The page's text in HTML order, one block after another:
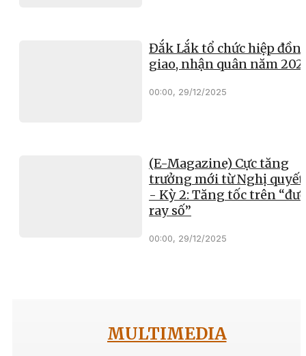
Đắk Lắk tổ chức hiệp
giao, nhận quân năm
00:00, 29/12/2025
(E-Magazine) Cực tăng
trưởng mới từ Nghị quyết
- Kỳ 2: Tăng tốc trên
ray số”
00:00, 29/12/2025
MULTIMEDIA